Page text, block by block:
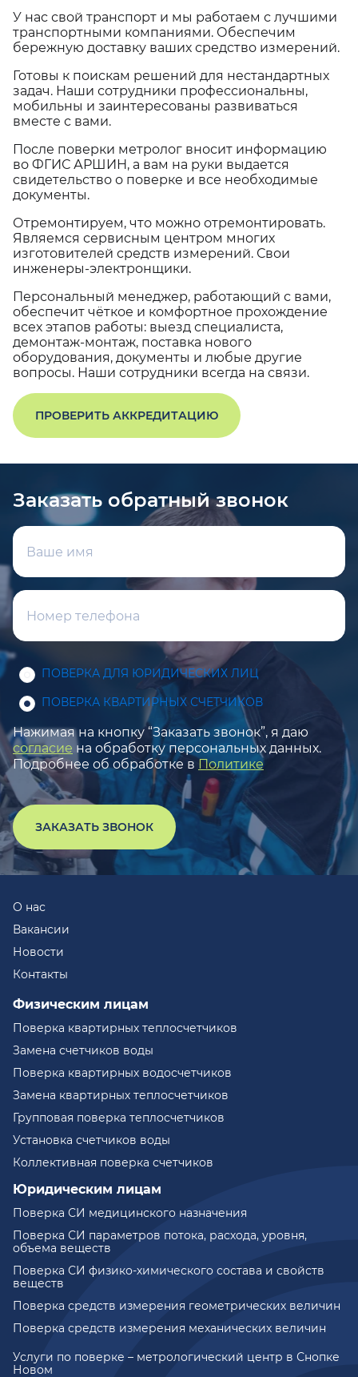
У нас свой транспорт и мы работаем с лучшими
транспортными компаниями. Обеспечим
бережную доставку ваших средство измерений.
Готовы к поискам решений для нестандартных
задач. Наши сотрудники профессиональны,
мобильны и заинтересованы развиваться
вместе с вами.
После поверки метролог вносит информацию
во ФГИС АРШИН, а вам на руки выдается
свидетельство о поверке и все необходимые
документы.
Отремонтируем, что можно отремонтировать.
Являемся сервисным центром многих
изготовителей средств измерений. Свои
инженеры-электронщики.
Персональный менеджер, работающий с вами,
обеспечит чёткое и комфортное прохождение
всех этапов работы: выезд специалиста,
демонтаж-монтаж, поставка нового
оборудования, документы и любые другие
вопросы. Наши сотрудники всегда на связи.
ПРОВЕРИТЬ АККРЕДИТАЦИЮ
Заказать обратный звонок
ПОВЕРКА ДЛЯ ЮРИДИЧЕСКИХ ЛИЦ
ПОВЕРКА КВАРТИРНЫХ СЧЕТЧИКОВ
Нажимая на кнопку “Заказать звонок”, я даю
согласие на обработку персональных данных.
Подробнее об обработке в Политике
ЗАКАЗАТЬ ЗВОНОК
Услуги по поверке – метрологический центр в Снопке
Новом
О нас
Вакансии
Новости
Контакты
Физическим лицам
Поверка квартирных теплосчетчиков
Замена счетчиков воды
Поверка квартирных водосчетчиков
Замена квартирных теплосчетчиков
Групповая поверка теплосчетчиков
Установка счетчиков воды
Коллективная поверка счетчиков
Юридическим лицам
Поверка СИ медицинского назначения
Поверка СИ параметров потока, расхода, уровня,
объема веществ
Поверка СИ физико-химического состава и свойств
веществ
Поверка средств измерения геометрических величин
Поверка средств измерения механических величин